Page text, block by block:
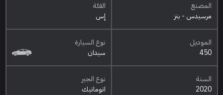
المصنع
مرسيدس - بنز
الفئة
إس
الموديل
450
نوع السيارة
سيدان
السنة
2020
نوع الجير
اتوماتيك